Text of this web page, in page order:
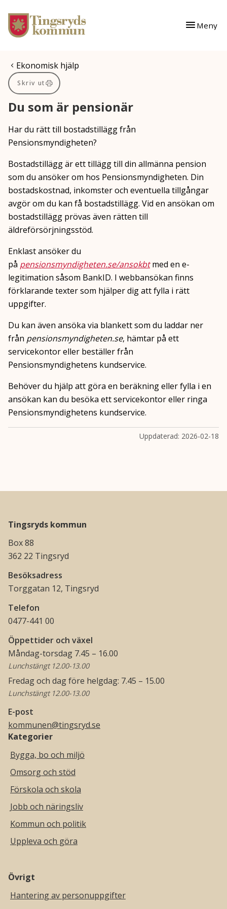
Gå till innehåll
Gå till huvudmeny
Meny
Du är här:
Ekonomisk hjälp
Skriv ut
Du som är pensionär
Har du rätt till bostadstillägg från
Pensionsmyndigheten?
Bostadstillägg är ett tillägg till din allmänna pension
som du ansöker om hos Pensionsmyndigheten. Din
bostadskostnad, inkomster och eventuella tillgångar
avgör om du kan få bostadstillägg. Vid en ansökan om
bostadstillägg prövas även rätten till
äldreförsörjningsstöd.
Enklast ansöker du
på pensionsmyndigheten.se/ansokbtmed en e-
legitimation såsom BankID. I webbansökan finns
förklarande texter som hjälper dig att fylla i rätt
uppgifter.
Du kan även ansöka via blankett som du laddar ner
från pensionsmyndigheten.se, hämtar på ett
servicekontor eller beställer från
Pensionsmyndighetens kundservice.
Behöver du hjälp att göra en beräkning eller fylla i en
ansökan kan du besöka ett servicekontor eller ringa
Pensionsmyndighetens kundservice.
Uppdaterad: 2026-02-18
Tingsryds kommun
Box 88
362 22 Tingsryd
Besöksadress
Torggatan 12, Tingsryd
Telefon
0477-441 00
Öppettider och växel
Måndag-torsdag 7.45 – 16.00
Lunchstängt 12.00-13.00
Fredag och dag före helgdag: 7.45 – 15.00
Lunchstängt 12.00-13.00
E-post
kommunen@tingsryd.se
Kategorier
Bygga, bo och miljö
Omsorg och stöd
Förskola och skola
Jobb och näringsliv
Kommun och politik
Uppleva och göra
Övrigt
Hantering av personuppgifter